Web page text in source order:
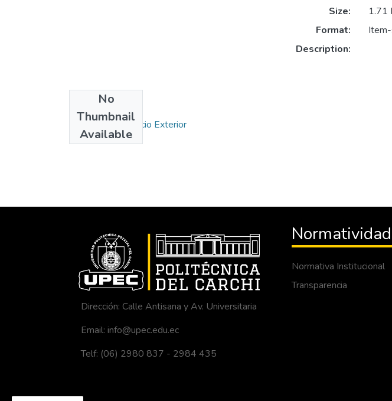
No
Thumbnail
Available
Size:
1.71
Format:
Description:
Collections
Carrera de Comercio Exterior
Dirección: Calle Antisana y Av. Universitaria
Email: info@upec.edu.ec
Telf: (06) 2980 837 - 2984 435
Normativa Institucional
Transparencia